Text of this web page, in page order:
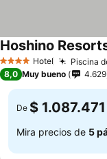
4 EstrellasHotel Piscina
Hoshino
8,0 Muy bueno 4.629
De $ 1.087.471
Mira precios de 5